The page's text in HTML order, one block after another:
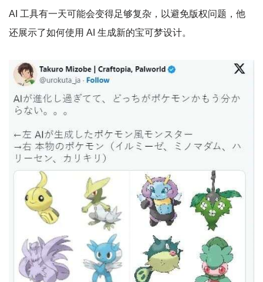
AI 工具有一天可能会变得足够复杂，以避免版权问题，他
还展示了如何使用 AI 生成新的宝可梦设计。